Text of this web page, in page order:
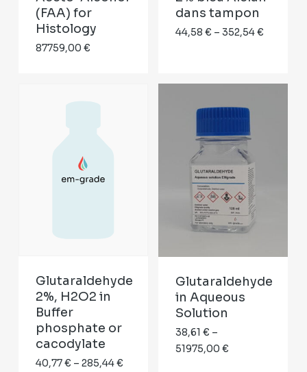
(FAA) for
Histology
87759,00 €
dans tampon
44,58€ – 352,54€
through
Glutaraldehyde
2%, H2O2 in
Buffer
phosphate or
cacodylate
40,77€ – 285,44€Price
Glutaraldehyde
in Aqueous
Solution
38,61€ –
51975,00€